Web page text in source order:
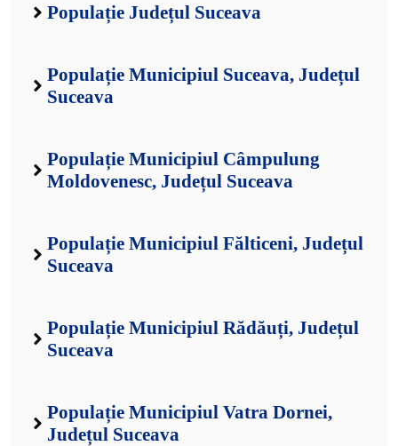
Populație Județul Suceava
Populație Municipiul Suceava, Județul
Suceava
Populație Municipiul Câmpulung
Moldovenesc, Județul Suceava
Populație Municipiul Fălticeni, Județul
Suceava
Populație Municipiul Rădăuți, Județul
Suceava
Populație Municipiul Vatra Dornei,
Județul Suceava